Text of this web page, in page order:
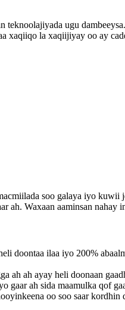
teknoolajiyada ugu
xaqiiqo la xaqiijiyay oo ay
soo galaya iyo
ah. Waxaan aaminsan
doontaa ilaa iyo 200%
ah ah ayay heli doonaan
gaar ah sida maamulka qof
oo soo saar